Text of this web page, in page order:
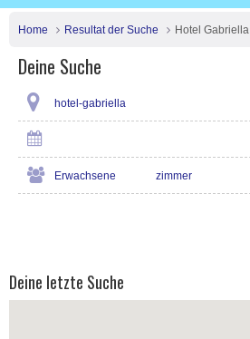
Home Resultat der Suche Hotel Gabriella
Deine Suche
hotel-gabriella
Erwachsene zimmer
Deine letzte Suche